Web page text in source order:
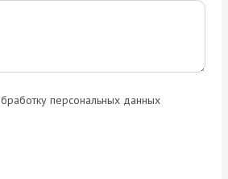
персональных данных